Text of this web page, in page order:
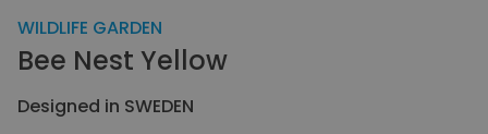
WILDLIFE GARDEN
Bee Nest Yellow
Designed in SWEDEN